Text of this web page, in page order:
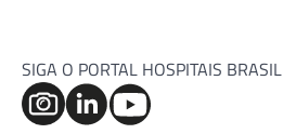
SIGA O PORTAL HOSPITAIS BRASIL